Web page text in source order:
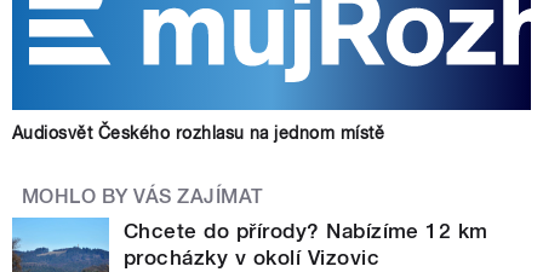
Audiosvět Českého rozhlasu na jednom místě
MOHLO BY VÁS ZAJÍMAT
Chcete do přírody? Nabízíme 12 km
procházky v okolí Vizovic